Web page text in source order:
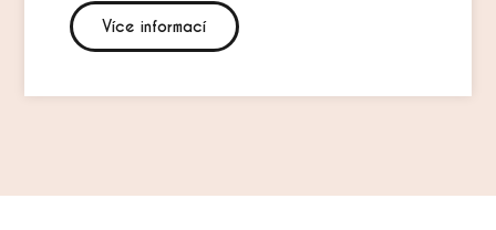
Více informací